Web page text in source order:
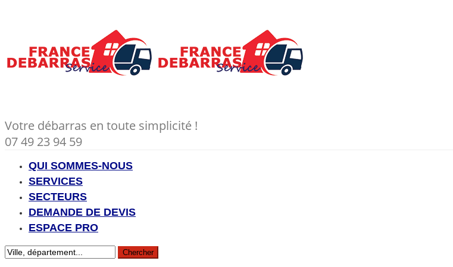
Votre débarras en toute simplicité !
07 49 23 94 59
QUI SOMMES-NOUS
SERVICES
SECTEURS
DEMANDE DE DEVIS
ESPACE PRO